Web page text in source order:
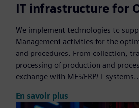
IT infrastructure for
We implement technologies to
Management activities for the
and procedures. From collection,
processing of production and
exchange with MES/ERP/IT
En savoir plus